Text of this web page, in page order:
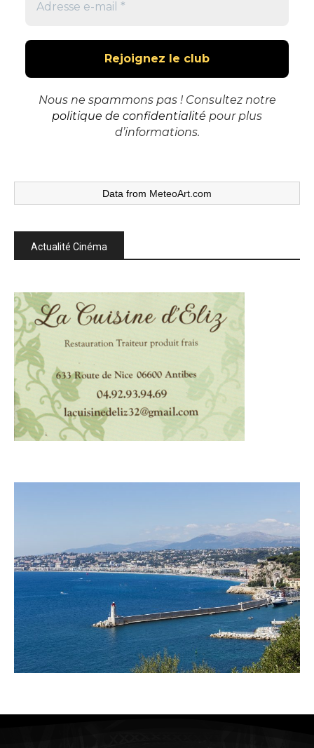
Nous ne spammons pas ! Consultez notre
politique de confidentialité pour plus
d’informations.
Data from MeteoArt.com
Actualité Cinéma